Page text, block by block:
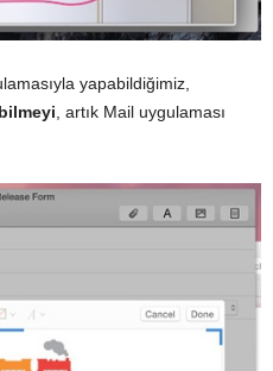
yapabildiğimiz,
, artık Mail uygulaması